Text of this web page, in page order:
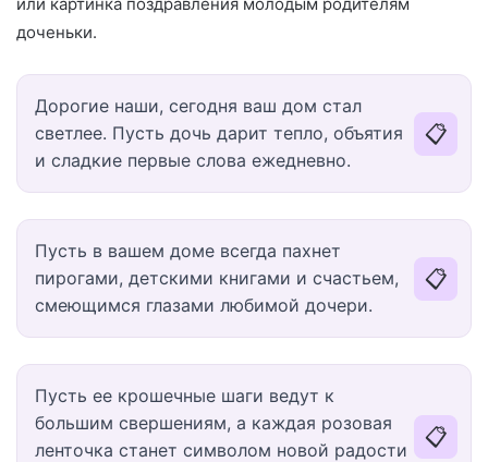
или картинка поздравления молодым родителям
доченьки.
Дорогие наши, сегодня ваш дом стал
светлее. Пусть дочь дарит тепло, объятия
и сладкие первые слова ежедневно.
📋
Пусть в вашем доме всегда пахнет
пирогами, детскими книгами и счастьем,
смеющимся глазами любимой дочери.
📋
Пусть ее крошечные шаги ведут к
большим свершениям, а каждая розовая
ленточка станет символом новой радости
📋